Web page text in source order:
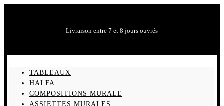
Livraison entre 7 et 8 jours ouvrés
TABLEAUX
HALFA
COMPOSITIONS MURALE
ASSIETTES MURALES